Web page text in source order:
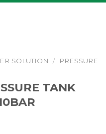
SOLUTION /
PRESSURE
TANK